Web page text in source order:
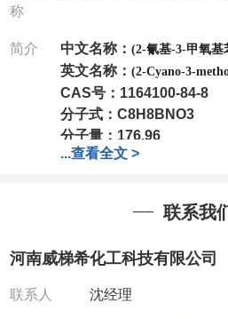
称
简介 中文名称： (2-氰基-3-甲氧基
英文名称： (2-Cyano-3-
CAS号： 1164100-84-8
分子式： C8H8BNO3
分子量： 176.96
包装：1Mg ; 5Mg;10Mg
我司对高校及科研单位先发
作中有用到的试剂,欢迎前
63377391/13393727064
QQ:3930072831
:13393727064
...查看全文 >
联系我
河南威梯希化工科技有限公司
联系人 沈经理